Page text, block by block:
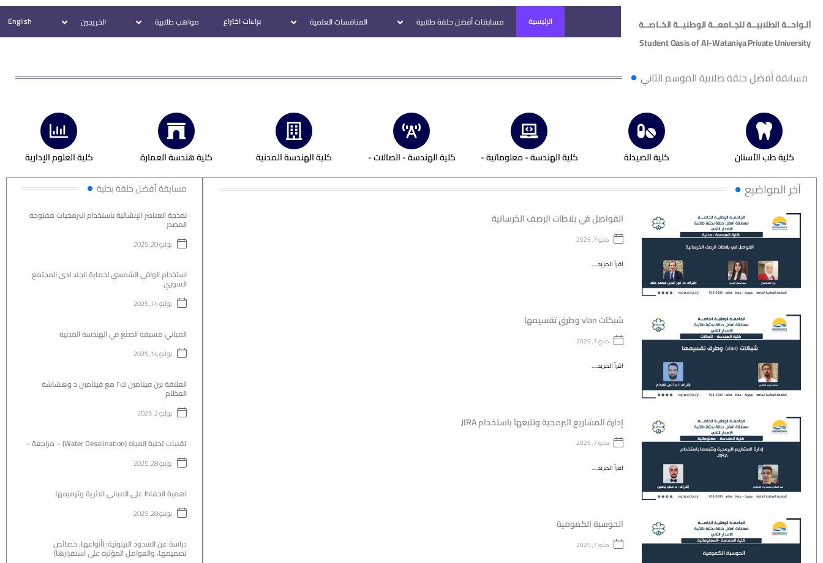
الـواحــة الطلابيــة للجـامعــة الوطنيــة الخـاصــة
Student Oasis of Al-Wataniya Private University
الرئيسية مسابقات أفضل حلقة طلابية المنافسات العلمية براءات اختراع مواهب طلابية الخريجين English
مسابقة أفضل حلقة طلابية الموسم الثاني
كلية طب الأسنان كلية الصيدلة كلية الهندسة - معلوماتية - كلية الهندسة - اتصالات - كلية الهندسة المدنية كلية هندسة العمارة كلية العلوم الإدارية
آخر المواضيع
الفواصل في بلاطات الرصف الخرسانية
مايو 7, 2025
اقرأ المزيد.....
شبكات vlan وطرق تقسيمها
مايو 7, 2025
اقرأ المزيد.....
إدارة المشاريع البرمجية وتتبعها باستخدام JIRA
مايو 7, 2025
اقرأ المزيد.....
الحوسبة الكمومية
مايو 7, 2025
مسابقة أفضل حلقة بحثية
نمذجة العناصر الإنشائية باستخدام البرمجيات مفتوحة
المصدر
يوليو 20, 2025
استخدام الواقي الشمسي لحماية الجلد لدى المجتمع
السوري
يوليو 14, 2025
المباني مسبقة الصنع في الهندسة المدنية
يوليو 14, 2025
العلاقة بين فيتامين ك٢ مع فيتامين د وهشاشة
العظام
يوليو 2, 2025
تقنيات تحلية المياه (Water Desalination) – مراجعة –
يونيو 28, 2025
اهمية الحفاظ على المباني الاثرية وترميمها
يونيو 28, 2025
دراسة عن السدود البيتونية: (أنواعها، خصائص
تصميمها، والعوامل المؤثرة على استقرارها)